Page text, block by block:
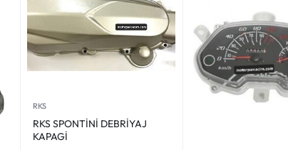
RKS
RKS SPONTİNİ DEBRİYAJ
KAPAGİ